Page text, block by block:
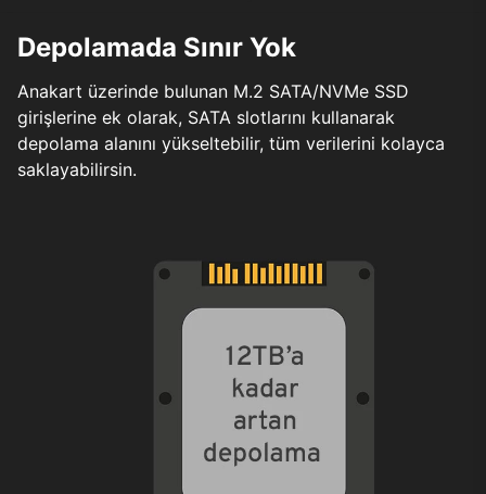
Depolamada Sınır Yok
Anakart üzerinde bulunan M.2 SATA/NVMe SSD
girişlerine ek olarak, SATA slotlarını kullanarak
depolama alanını yükseltebilir, tüm verilerini kolayca
saklayabilirsin.